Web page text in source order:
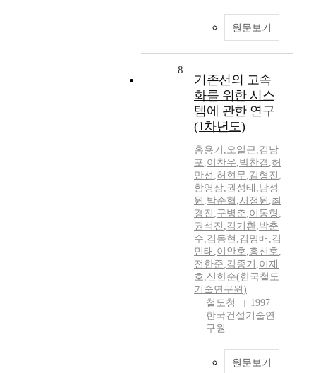
원문보기
8
기존선의 고속
화를 위한 시스
템에 관한 연구
(1차년도)
홍용기 ,오일근,김남
포,이찬우,박찬경 ,허
만선 ,허현무,김형진 ,
함영삼,권성태 ,남성
원 ,박준협 ,서정원 ,최
경진 ,구병춘,이동형 ,
권석진 ,김기환,박춘
수,김동현 ,김명배 ,김
민태 ,이안호,홍선호,
전한준,김종기 ,이재
호,신한순(한국철도
기술연구원)
철도청
1997
한국건설기술연
구원
원문보기